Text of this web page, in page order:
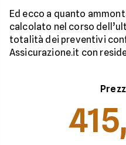
Ed ecco a quanto
calcolato nel corso
totalità dei preventivi
Assicurazione.it con